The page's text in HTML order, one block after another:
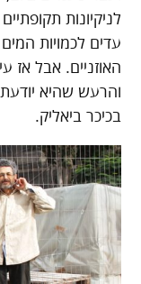
לניקיונות
עדים לכמויות
האוזניים. אבל אז
והרעש שהיא
בכיכר ביאליק.